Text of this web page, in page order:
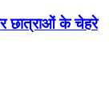
छात्राओं के चेहरे